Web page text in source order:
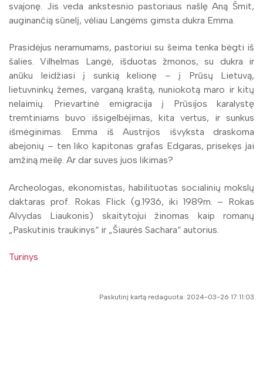
svajonę. Jis veda ankstesnio pastoriaus našlę Aną Šmit,
auginančią sūnelį, vėliau Langėms gimsta dukra Emma.
Prasidėjus neramumams, pastoriui su šeima tenka bėgti iš
šalies. Vilhelmas Langė, išduotas žmonos, su dukra ir
anūku leidžiasi į sunkią kelionę – į Prūsų Lietuvą,
lietuvninkų žemes, varganą kraštą, nuniokotą maro ir kitų
nelaimių. Prievartinė emigracija į Prūsijos karalystę
tremtiniams buvo išsigelbėjimas, kita vertus, ir sunkus
išmėginimas. Emma iš Austrijos išvyksta draskoma
abejonių – ten liko kapitonas grafas Edgaras, prisekęs jai
amžiną meilę. Ar dar suves juos likimas?
Archeologas, ekonomistas, habilituotas socialinių mokslų
daktaras prof. Rokas Flick (g.1936, iki 1989m. – Rokas
Alvydas Liaukonis) skaitytojui žinomas kaip romanų
„Paskutinis traukinys“ ir „Šiaurės Sachara“ autorius.
Turinys
Paskutinį kartą redaguota: 2024-03-26 17:11:03